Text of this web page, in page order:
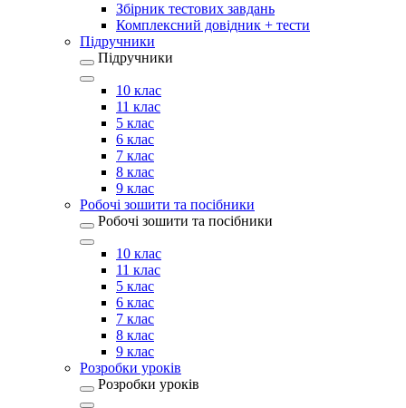
Збірник тестових завдань
Комплексний довідник + тести
Підручники
Підручники
10 клас
11 клас
5 клас
6 клас
7 клас
8 клас
9 клас
Робочі зошити та посібники
Робочі зошити та посібники
10 клас
11 клас
5 клас
6 клас
7 клас
8 клас
9 клас
Розробки уроків
Розробки уроків